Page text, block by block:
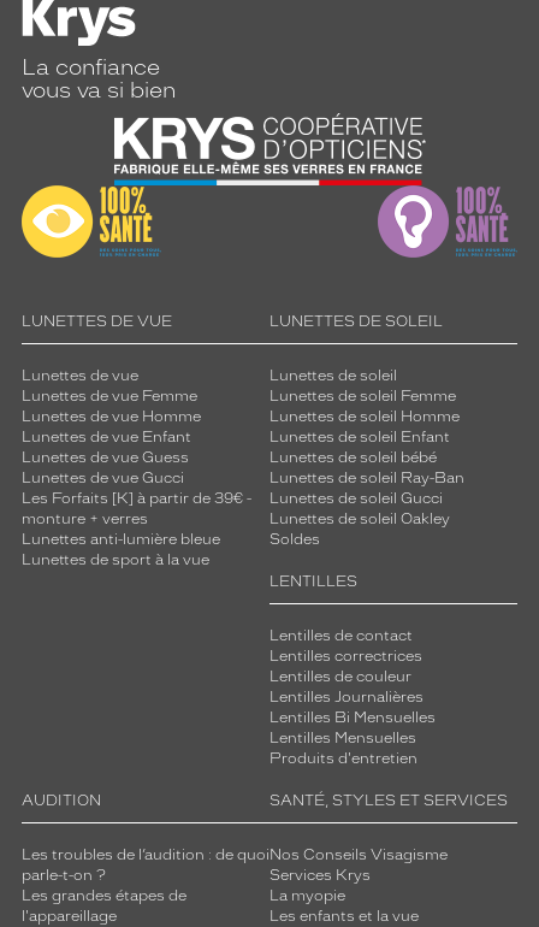
La confiance
vous va si bien
LUNETTES DE VUE
Lunettes de vue
Lunettes de vue Femme
Lunettes de vue Homme
Lunettes de vue Enfant
Lunettes de vue Guess
Lunettes de vue Gucci
Les Forfaits [K] à partir de 39€ -
monture + verres
Lunettes anti-lumière bleue
Lunettes de sport à la vue
LUNETTES DE SOLEIL
Lunettes de soleil
Lunettes de soleil Femme
Lunettes de soleil Homme
Lunettes de soleil Enfant
Lunettes de soleil bébé
Lunettes de soleil Ray-Ban
Lunettes de soleil Gucci
Lunettes de soleil Oakley
Soldes
LENTILLES
Lentilles de contact
Lentilles correctrices
Lentilles de couleur
Lentilles Journalières
Lentilles Bi Mensuelles
Lentilles Mensuelles
Produits d'entretien
AUDITION
Les troubles de l’audition : de quoi
parle-t-on ?
Les grandes étapes de
l'appareillage
SANTÉ, STYLES ET SERVICES
Nos Conseils Visagisme
Services Krys
La myopie
Les enfants et la vue